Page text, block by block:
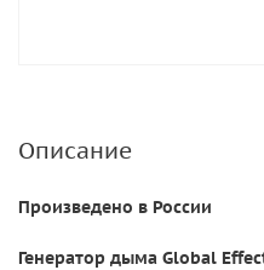
Описание
Произведено в России
Генератор дыма Global